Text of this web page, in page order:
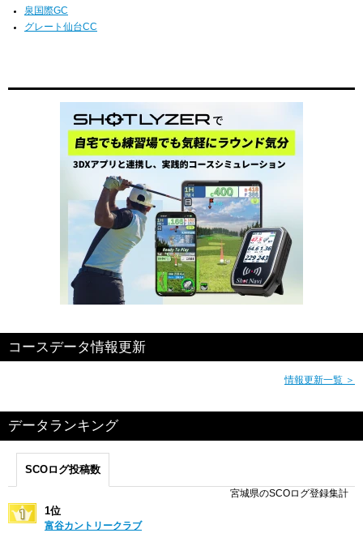
泉国際GC
グレート仙台CC
コースデータ情報更新
情報更新一覧 ＞
データランキング
SCOログ投稿数
宮城県のSCOログ登録集計
1位
富谷カントリークラブ